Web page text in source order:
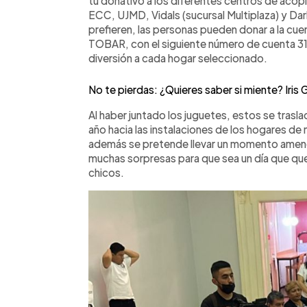
ECC, UJMD, Vidals (sucursal Multiplaza) y
prefieren, las personas pueden donar a la
TOBAR, con el siguiente número de cuenta
diversión a cada hogar seleccionado.
No te pierdas: ¿Quieres saber si miente?
Al haber juntado los juguetes, estos se
año hacia las instalaciones de los hogares
además se pretende llevar un momento
muchas sorpresas para que sea un día que
chicos.